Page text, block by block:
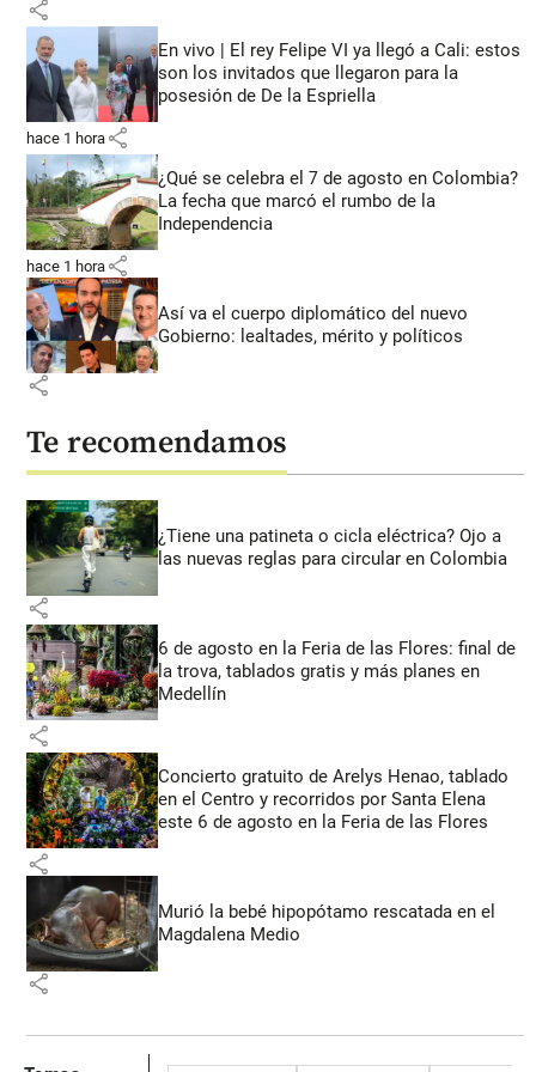
share
En vivo | El rey Felipe VI ya llegó a Cali: estos
son los invitados que llegaron para la
posesión de De la Espriella
hace 1 hora share
¿Qué se celebra el 7 de agosto en Colombia?
La fecha que marcó el rumbo de la
Independencia
hace 1 hora share
Así va el cuerpo diplomático del nuevo
Gobierno: lealtades, mérito y políticos
share
Te recomendamos
¿Tiene una patineta o cicla eléctrica? Ojo a
las nuevas reglas para circular en Colombia
share
6 de agosto en la Feria de las Flores: final de
la trova, tablados gratis y más planes en
Medellín
share
Concierto gratuito de Arelys Henao, tablado
en el Centro y recorridos por Santa Elena
este 6 de agosto en la Feria de las Flores
share
Murió la bebé hipopótamo rescatada en el
Magdalena Medio
share